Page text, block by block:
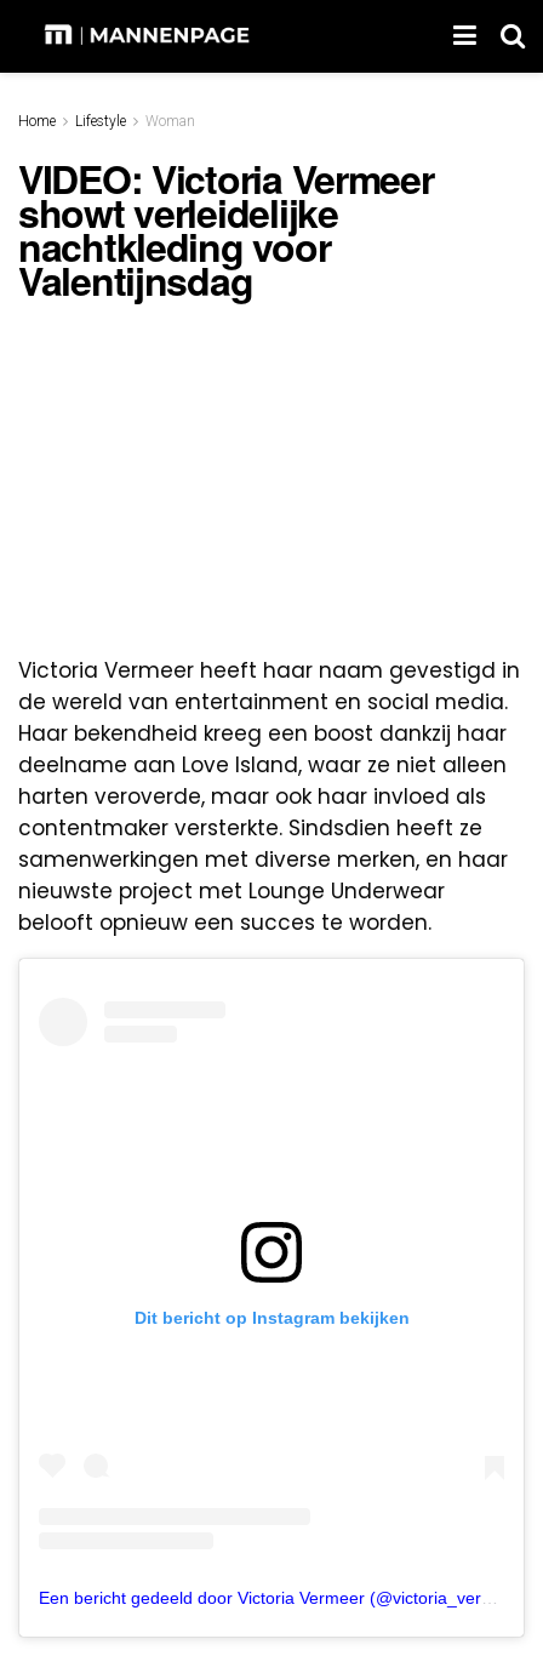
Home Lifestyle Woman
VIDEO: Victoria Vermeer
showt verleidelijke
nachtkleding voor
Valentijnsdag
Victoria Vermeer heeft haar naam gevestigd in
de wereld van entertainment en social media.
Haar bekendheid kreeg een boost dankzij haar
deelname aan Love Island, waar ze niet alleen
harten veroverde, maar ook haar invloed als
contentmaker versterkte. Sindsdien heeft ze
samenwerkingen met diverse merken, en haar
nieuwste project met Lounge Underwear
belooft opnieuw een succes te worden.
Dit bericht op Instagram bekijken